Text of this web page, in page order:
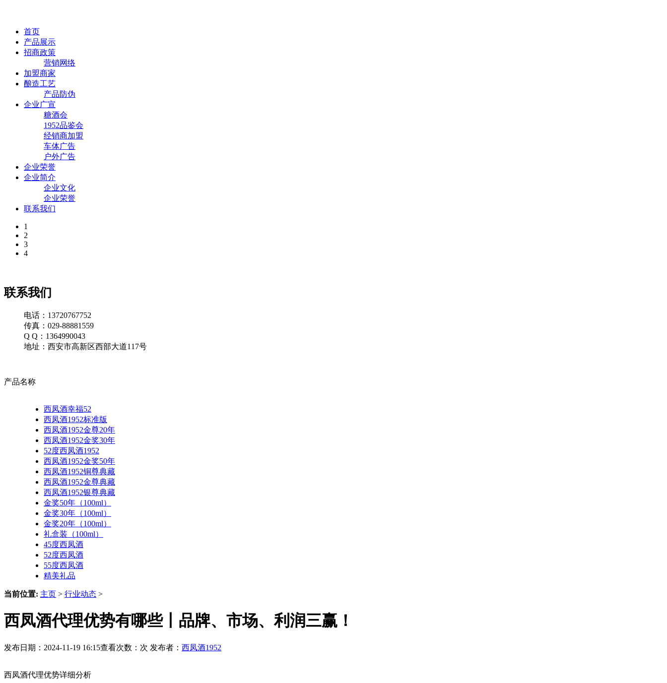
首页
产品展示
招商政策
营销网络
加盟商家
酿造工艺
产品防伪
企业广宣
糖酒会
1952品鉴会
经销商加盟
车体广告
户外广告
企业荣誉
企业简介
企业文化
企业荣誉
联系我们
1
2
3
4
联系我们
电话：13720767752
传真：029-88881559
Q Q：1364990043
地址：西安市高新区西部大道117号
产品名称
西凤酒幸福52
西凤酒1952标准版
西凤酒1952金尊20年
西凤酒1952金奖30年
52度西凤酒1952
西凤酒1952金奖50年
西凤酒1952铜尊典藏
西凤酒1952金尊典藏
西凤酒1952银尊典藏
金奖50年（100ml）
金奖30年（100ml）
金奖20年（100ml）
礼盒装（100ml）
45度西凤酒
52度西凤酒
55度西凤酒
精美礼品
当前位置: 主页 > 行业动态 >
西凤酒代理优势有哪些丨品牌、市场、利润三赢！
发布日期：2024-11-19 16:15查看次数： 次 发布者： 西凤酒1952
西凤酒代理优势详细分析